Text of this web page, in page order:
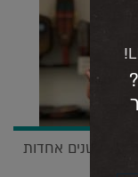
תוך שנים אחדות